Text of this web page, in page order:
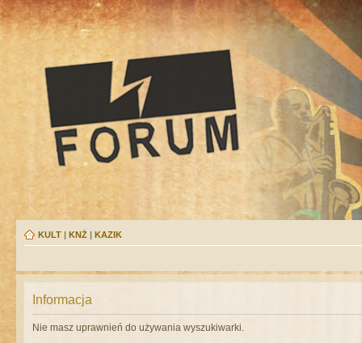
KULT | KNŻ | KAZIK
Informacja
Nie masz uprawnień do używania wyszukiwarki.